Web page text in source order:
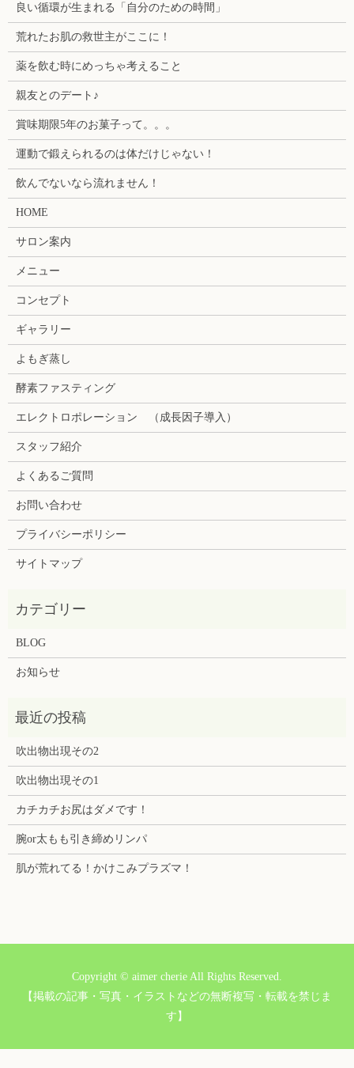
良い循環が生まれる「自分のための時間」
荒れたお肌の救世主がここに！
薬を飲む時にめっちゃ考えること
親友とのデート♪
賞味期限5年のお菓子って。。。
運動で鍛えられるのは体だけじゃない！
飲んでないなら流れません！
HOME
サロン案内
メニュー
コンセプト
ギャラリー
よもぎ蒸し
酵素ファスティング
エレクトロポレーション （成長因子導入）
スタッフ紹介
よくあるご質問
お問い合わせ
プライバシーポリシー
サイトマップ
BLOG
お知らせ
吹出物出現その2
吹出物出現その1
カチカチお尻はダメです！
腕or太もも引き締めリンパ
肌が荒れてる！かけこみプラズマ！
Copyright © aimer cherie All Rights Reserved.
【掲載の記事・写真・イラストなどの無断複写・転載を禁じま
す】